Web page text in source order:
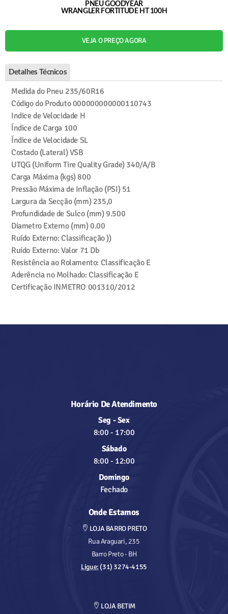
PNEU GOODYEAR
WRANGLER FORTITUDE HT 100H
VEJA O PREÇO AGORA
Detalhes Técnicos
Medida do Pneu 235/60R16
Código do Produto000000000000110743
Indice de Velocidade H
Índice de Carga 100
Índice de Velocidade SL
Costado (Lateral)VSB
UTQG (Uniform Tire Quality Grade) 340/A/B
Carga Máxima (kgs)800
Pressão Máxima de Inflação (PSI) 51
Largura da Secção (mm) 235,0
Profundidade de Sulco (mm)9.500
Diametro Externo (mm)0.00
Ruído Externo: Classificação))
Ruído Externo: Valor 71 Db
Resistência ao Rolamento: Classificação E
Aderência no Molhado: Classificação E
Certificação INMETRO 001310/2012
Horário De Atendimento
Seg - Sex
8:00 - 17:00
Sábado
8:00 - 12:00
Domingo
Fechado
Onde Estamos
LOJA BARRO PRETO
Rua Araguari, 235
Barro Preto - BH
Ligue:(31) 3274-4155
LOJA BETIM